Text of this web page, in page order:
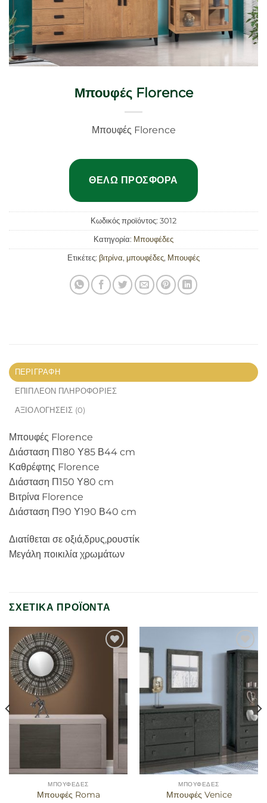
Μπουφές Florence
Μπουφές Florence
ΘΈΛΩ ΠΡΟΣΦΟΡΆ
Κωδικός προϊόντος: 3012
Κατηγορία: Μπουφέδες
Ετικέτες: βιτρίνα, μπουφέδες, Μπουφές
ΠΕΡΙΓΡΑΦΉ
ΕΠΙΠΛΈΟΝ ΠΛΗΡΟΦΟΡΊΕΣ
ΑΞΙΟΛΟΓΉΣΕΙΣ (0)
Μπουφές Florence
Διάσταση Π180 Υ85 Β44 cm
Καθρέφτης Florence
Διάσταση Π150 Υ80 cm
Βιτρίνα Florence
Διάσταση Π90 Υ190 Β40 cm
Διατίθεται σε οξιά,δρυς,ρουστίκ
Μεγάλη ποικιλία χρωμάτων
ΣΧΕΤΙΚΆ ΠΡΟΪΌΝΤΑ
ΜΠΟΥΦΈΔΕΣ
Μπουφές Roma
Προσθήκη
αγαπημένα
ΜΠΟΥΦΈΔΕΣ
Μπουφές Venice